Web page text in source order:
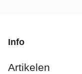
Info
Artikelen